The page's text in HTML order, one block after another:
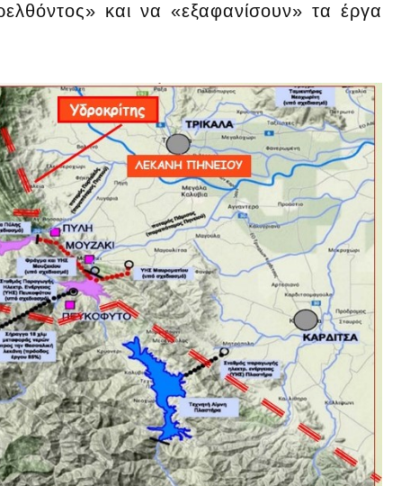
και να «εξαφανίσουν» τα έργα